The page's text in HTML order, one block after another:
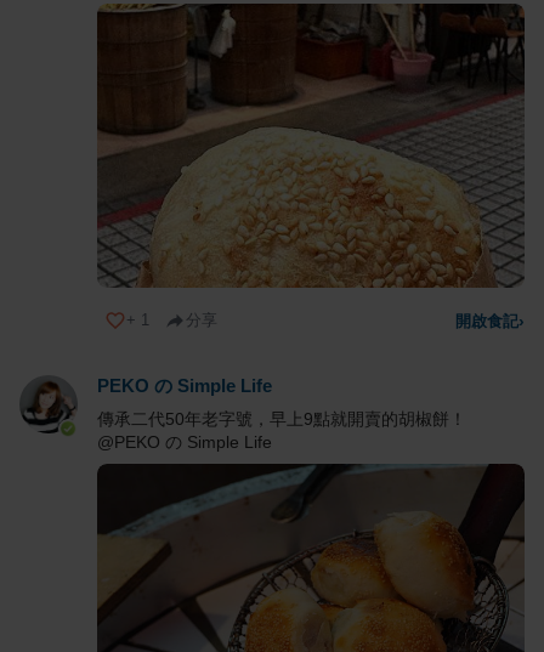
+ 1 分享 開啟食記›
PEKO の Simple Life
傳承二代50年老字號，早上9點就開賣的胡椒餅！
@PEKO の Simple Life